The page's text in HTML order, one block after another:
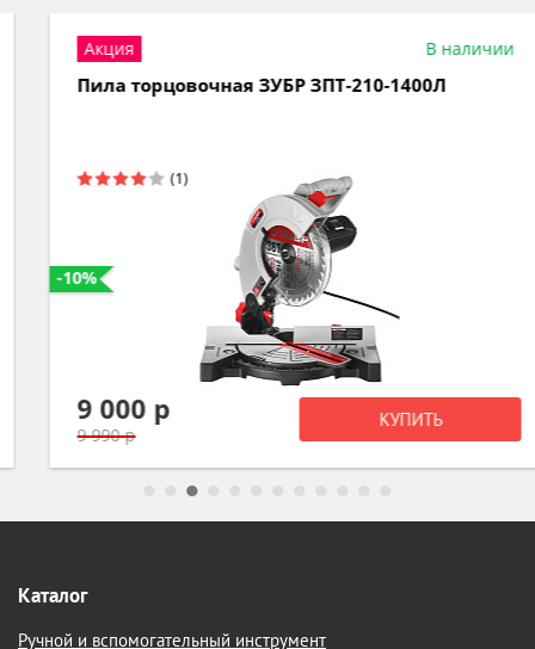
Акция В наличии
Пила торцовочная ЗУБР ЗПТ-210-1400Л
-10%
9 000 р
9 990 р
КУПИТЬ
Каталог
Ручной и вспомогательный инструмент